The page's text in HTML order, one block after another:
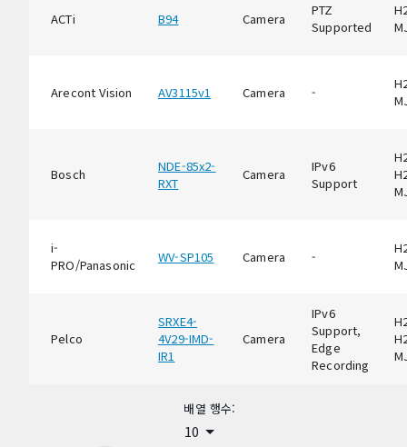
ACTi B94 Camera
PTZ
Supported
Arecont Vision AV3115v1 Camera -
Bosch
NDE-85x2-
RXT
Camera
IPv6
Support
i-
PRO/Panasonic
WV-SP105 Camera -
Pelco
SRXE4-
4V29-IMD-
IR1
Camera
IPv6
Support,
Edge
Recording
배열 행수:
10